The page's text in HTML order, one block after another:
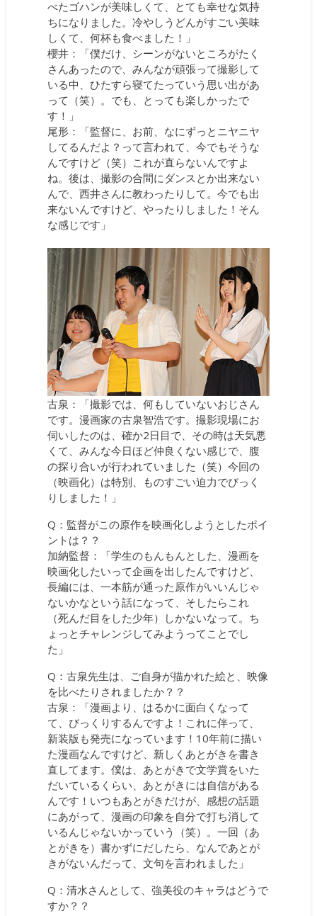
べたゴハンが美味しくて、とても幸せな気持
ちになりました。冷やしうどんがすごい美味
しくて、何杯も食べました！」
櫻井：「僕だけ、シーンがないところがたく
さんあったので、みんなが頑張って撮影して
いる中、ひたすら寝てたっていう思い出があ
って（笑）。でも、とっても楽しかったで
す！」
尾形：「監督に、お前、なにずっとニヤニヤ
してるんだよ？って言われて、今でもそうな
んですけど（笑）これが直らないんですよ
ね。後は、撮影の合間にダンスとか出来ない
んで、西井さんに教わったりして。今でも出
来ないんですけど、やったりしました！そん
な感じです」
古泉：「撮影では、何もしていないおじさん
です。漫画家の古泉智浩です。撮影現場にお
伺いしたのは、確か2日目で、その時は天気悪
くて、みんな今日ほど仲良くない感じで、腹
の探り合いが行われていました（笑）今回の
（映画化）は特別、ものすごい迫力でびっく
りしました！」
Q：監督がこの原作を映画化しようとしたポイ
ントは？？
加納監督：「学生のもんもんとした、漫画を
映画化したいって企画を出したんですけど、
長編には、一本筋が通った原作がいいんじゃ
ないかなという話になって、そしたらこれ
（死んだ目をした少年）しかないなって。ち
ょっとチャレンジしてみようってことでし
た」
Q：古泉先生は、ご自身が描かれた絵と、映像
を比べたりされましたか？？
古泉：「漫画より、はるかに面白くなって
て、びっくりするんですよ！これに伴って、
新装版も発売になっています！10年前に描い
た漫画なんですけど、新しくあとがきを書き
直してます。僕は、あとがきで文学賞をいた
だいているくらい、あとがきには自信がある
んです！いつもあとがきだけが、感想の話題
にあがって、漫画の印象を自分で打ち消して
いるんじゃないかっていう（笑）。一回（あ
とがきを）書かずにだしたら、なんであとが
きがないんだって、文句を言われました」
Q：清水さんとして、強美役のキャラはどうで
すか？？